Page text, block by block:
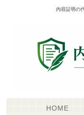
内容証明の
HOME